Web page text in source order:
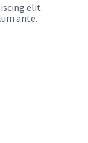
elit.
ante.